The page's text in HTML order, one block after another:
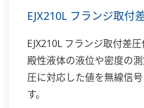
EJX210L フランジ取付
EJX210L フランジ取付差
殿性液体の液位や密度の
圧に対応した値を無線信
す。